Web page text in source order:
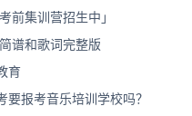
前集训营招生中」
谱和歌词完整版
育
要报考音乐培训学校吗？